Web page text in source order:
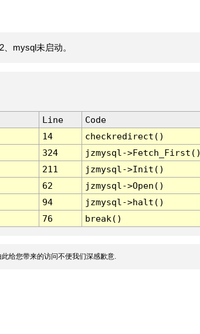
mysql未启动。
Line
Code
14
checkredirect()
324
jzmysql-
211
jzmysql->Init()
62
jzmysql->Open()
94
jzmysql->halt()
76 break()
给您带来的访问不便我们深感歉意.